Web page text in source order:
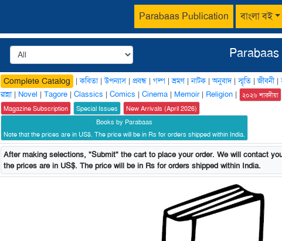
Parabaas Publication বাংলা বই
Complete Catalog |কবিতা|উপন্যাস| প্রবন্ধ | গল্প |ভ্রমণ|নাটক |অনুবাদ|স্মৃতি |জীবনী|
রান্না| Novel | Tagore | Classics | Comics | Cinema | Memoir| Religion | ২০২৬ শারদীয়া
Magazine Subscription
Special Issues
New Arrivals (April 2026)
Books by Parabaas
Note that the prices are in US$. The price will be in Rs for orders shipped within India.
After making selections, "Submit" the cart to place your order. We will contact
the prices are in US$. The price will be in Rs for orders shipped within India.